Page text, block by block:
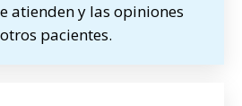
atienden y las opiniones
pacientes.